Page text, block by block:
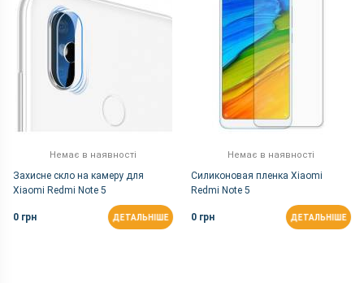
Немає в наявності
Захисне скло на камеру для
Xiaomi Redmi Note 5
0 грн ДЕТАЛЬНІШЕ
Немає в наявності
Силиконовая пленка Xiaomi
Redmi Note 5
0 грн ДЕТАЛЬНІШЕ